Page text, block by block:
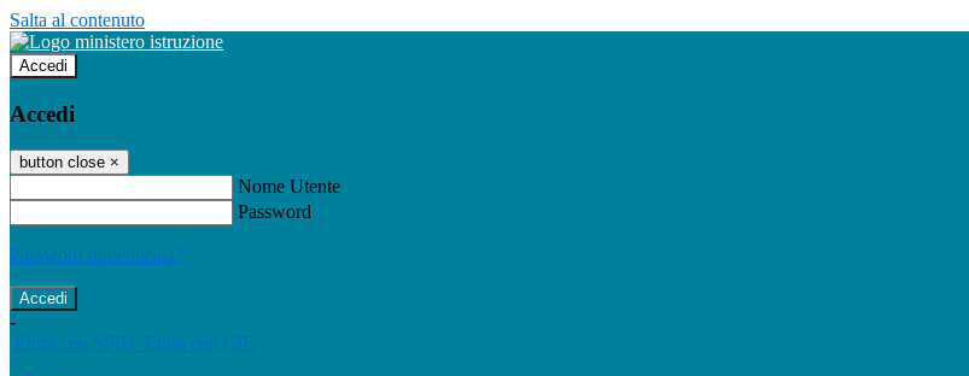
Salta al contenuto
Accedi
Accedi
button close ×
Nome Utente
Password
Password dimenticata?
-
Entra con SPID Entra con CIE